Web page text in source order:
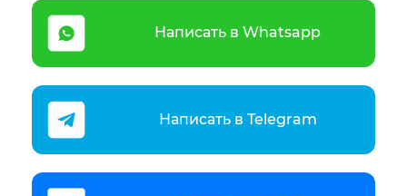
Написать в Whatsapp
Написать в Telegram